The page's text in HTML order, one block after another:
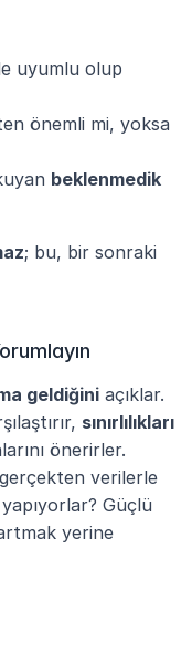
uyumlu olup
önemli mi, yoksa
beklenmedik
; bu, bir sonraki
geldiğini açıklar.
sınırlılıkları
verilerle
Güçlü
yerine